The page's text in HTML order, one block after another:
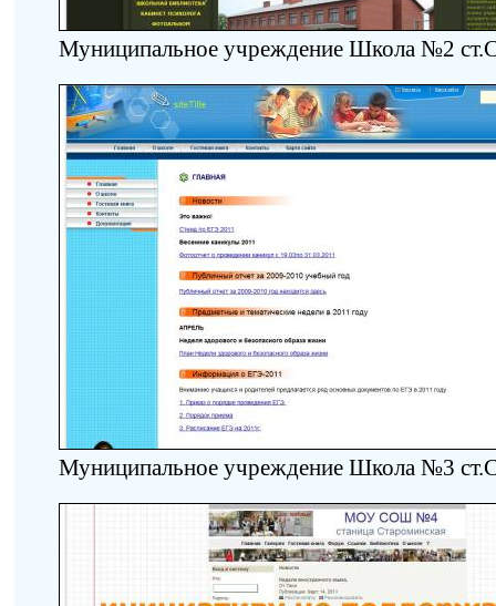
Муниципальное учреждение Школа №2
Муниципальное учреждение Школа №3